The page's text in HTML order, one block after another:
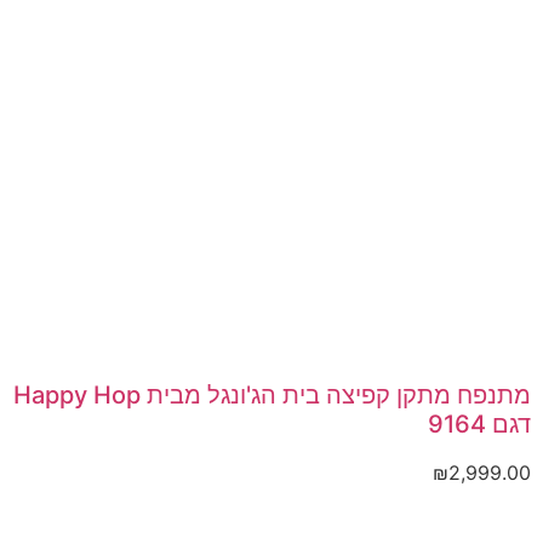
מתנפח מתקן קפיצה בית הג'ונגל מבית Happy Hop
דגם 9164
₪2,999.00